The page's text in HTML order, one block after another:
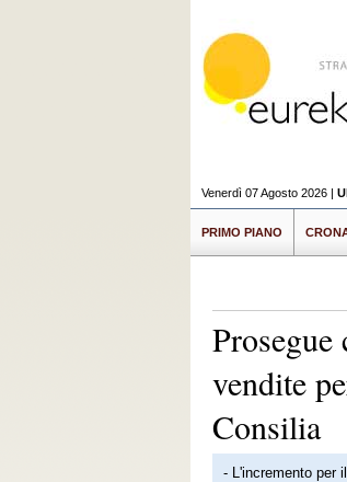
Venerdì 07 Agosto 2026 |
PRIMO PIANO
vendite
Consilia
- L'incremento per